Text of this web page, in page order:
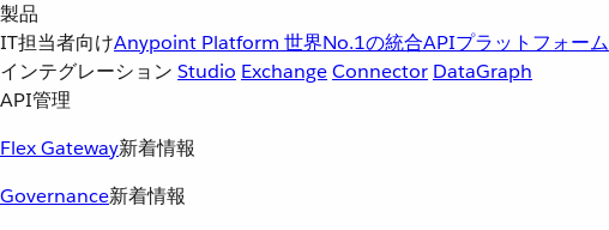
製品
IT担当者向けAnypoint Platform 世界No.1の統合APIプラットフォーム
インテグレーション Studio ExchangeConnector DataGraph
API管理
Flex Gateway新着情報
Governance新着情報